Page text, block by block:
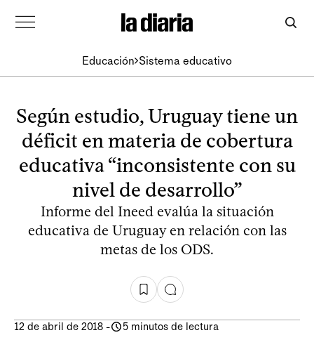
Educación Sistema educativo
Según estudio, Uruguay tiene un
déficit en materia de cobertura
educativa “inconsistente con su
nivel de desarrollo”
Informe del Ineed evalúa la situación
educativa de Uruguay en relación con las
metas de los ODS.
12 de abril de 2018 - 5 minutos de lectura